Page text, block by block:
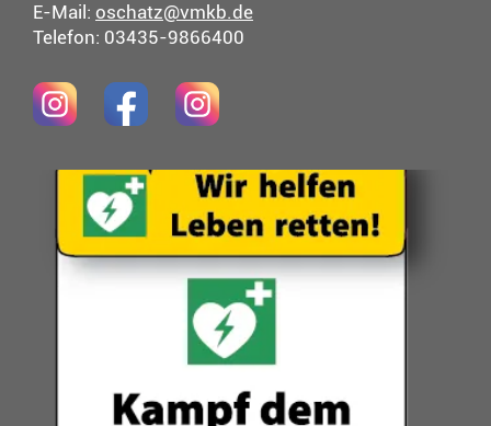
E-Mail: oschatz@vmkb.de
Telefon: 03435-9866400